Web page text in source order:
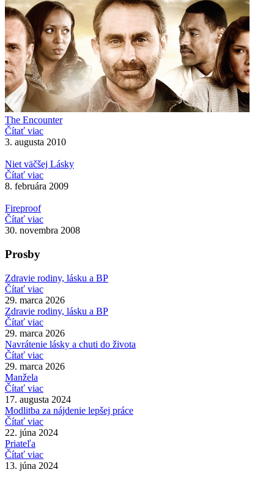
The Encounter
Čítať viac
3. augusta 2010
Niet väčšej Lásky
Čítať viac
8. februára 2009
Fireproof
Čítať viac
30. novembra 2008
Prosby
Zdravie rodiny, lásku a BP
Čítať viac
29. marca 2026
Zdravie rodiny, lásku a BP
Čítať viac
29. marca 2026
Navrátenie lásky a chuti do života
Čítať viac
29. marca 2026
Manžela
Čítať viac
17. augusta 2024
Modlitba za nájdenie lepšej práce
Čítať viac
22. júna 2024
Priateľa
Čítať viac
13. júna 2024